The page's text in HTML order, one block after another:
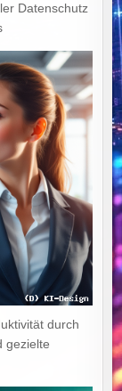
Datenschutz
durch
gezielte